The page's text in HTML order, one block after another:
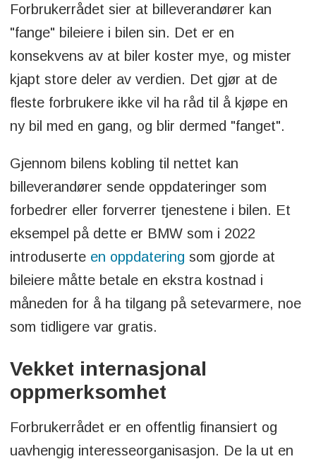
Forbrukerrådet sier at billeverandører kan
"fange" bileiere i bilen sin. Det er en
konsekvens av at biler koster mye, og mister
kjapt store deler av verdien. Det gjør at de
fleste forbrukere ikke vil ha råd til å kjøpe en
ny bil med en gang, og blir dermed "fanget".
Gjennom bilens kobling til nettet kan
billeverandører sende oppdateringer som
forbedrer eller forverrer tjenestene i bilen. Et
eksempel på dette er BMW som i 2022
introduserte en oppdatering som gjorde at
bileiere måtte betale en ekstra kostnad i
måneden for å ha tilgang på setevarmere, noe
som tidligere var gratis.
Vekket internasjonal
oppmerksomhet
Forbrukerrådet er en offentlig finansiert og
uavhengig interesseorganisasjon. De la ut en